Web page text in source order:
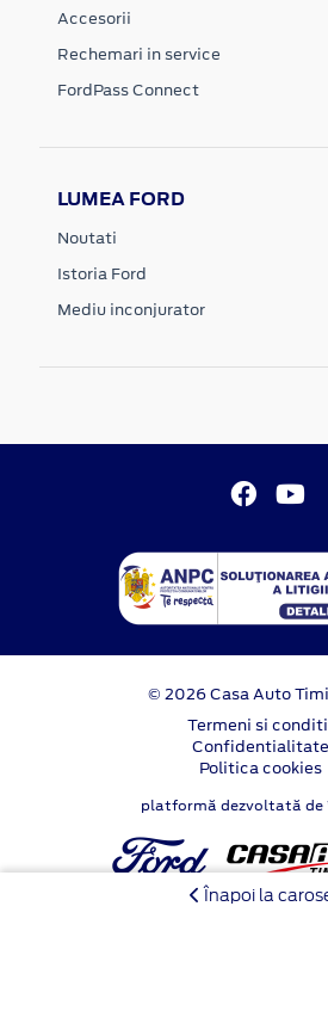
Înapoi la
Accesorii
Rechemari in service
FordPass Connect
LUMEA FORD
Noutati
Istoria Ford
Mediu inconjurator
© 2026 Casa Auto
Termeni si
Confidentialitate
Politica cookies
platformă dezvoltată de